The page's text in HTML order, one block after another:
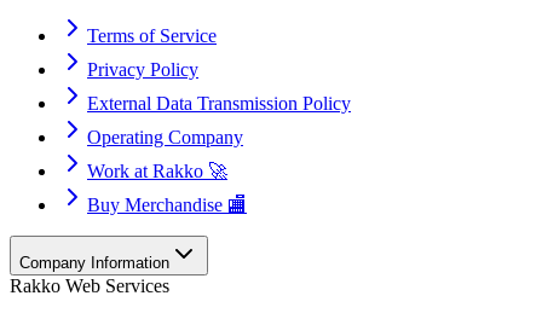
Terms of Service
Privacy Policy
External Data Transmission Policy
Operating Company
Work at Rakko 🚀
Buy Merchandise 🏬
Company Information
Rakko Web Services